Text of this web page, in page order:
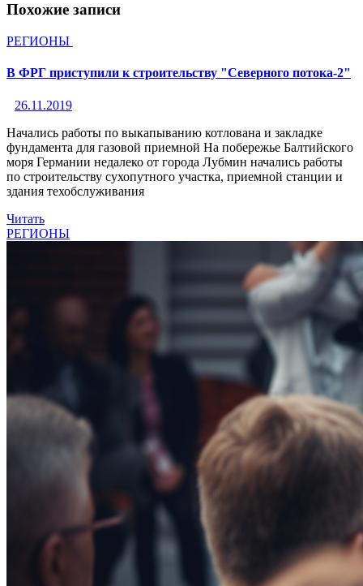
Похожие записи
РЕГИОНЫ
В ФРГ приступили к строительству "Северного потока-2"
26.11.2019
Начались работы по выкапыванию котлована и закладке
фундамента для газовой приемной На побережье Балтийского
моря Германии недалеко от города Лубмин начались работы
по строительству сухопутного участка, приемной станции и
здания техобслуживания
Читать
РЕГИОНЫ